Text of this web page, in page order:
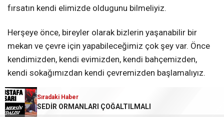
fırsatın kendi elimizde oldugunu bilmeliyiz.
Herşeye önce, bireyler olarak bizlerin yaşanabilir bir
mekan ve çevre için yapabileceğimiz çok şey var. Önce
kendimizden, kendi evimizden, kendi bahçemizden,
kendi sokağımızdan kendi çevremizden başlamalıyız.
Temiz çevre, temiz toplum yaratmak için, aslında, hiç bir
olumsuz neden yok. Yeter ki isteyip karar verelim.
Sıradaki Haber
SEDİR ORMANLARI ÇOĞALTILMALI